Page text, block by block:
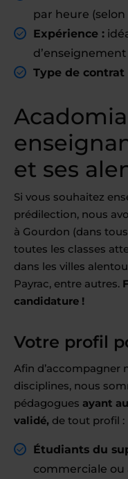
par heure (selon
Expérience :
Type de contrat
et ses
Si vous souhaitez
prédilection, nous
à Gourdon (dans
toutes les classes
dans les villes
Payrac, entre autres.
candidature !
Votre profil
Afin d’accompagner
disciplines, nous
pédagogues ayant
validé, de tout profil :
Étudiants du
commerciale ou